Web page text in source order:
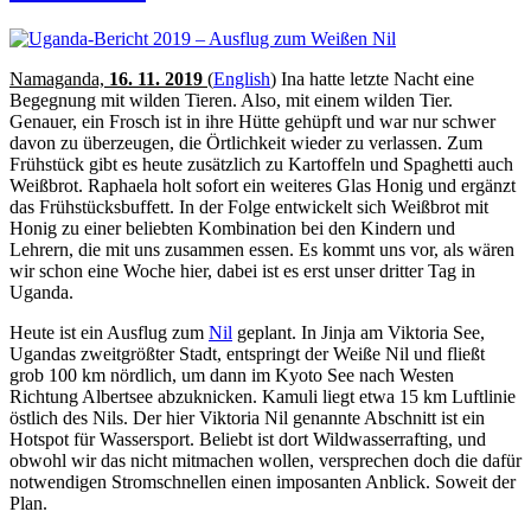
Namaganda, 16. 11. 2019 (English) Ina hatte letzte Nacht eine
Begegnung mit wilden Tieren. Also, mit einem wilden Tier.
Genauer, ein Frosch ist in ihre Hütte gehüpft und war nur schwer
davon zu überzeugen, die Örtlichkeit wieder zu verlassen. Zum
Frühstück gibt es heute zusätzlich zu Kartoffeln und Spaghetti auch
Weißbrot. Raphaela holt sofort ein weiteres Glas Honig und ergänzt
das Frühstücksbuffett. In der Folge entwickelt sich Weißbrot mit
Honig zu einer beliebten Kombination bei den Kindern und
Lehrern, die mit uns zusammen essen. Es kommt uns vor, als wären
wir schon eine Woche hier, dabei ist es erst unser dritter Tag in
Uganda.
Heute ist ein Ausflug zum Nil geplant. In Jinja am Viktoria See,
Ugandas zweitgrößter Stadt, entspringt der Weiße Nil und fließt
grob 100 km nördlich, um dann im Kyoto See nach Westen
Richtung Albertsee abzuknicken. Kamuli liegt etwa 15 km Luftlinie
östlich des Nils. Der hier Viktoria Nil genannte Abschnitt ist ein
Hotspot für Wassersport. Beliebt ist dort Wildwasserrafting, und
obwohl wir das nicht mitmachen wollen, versprechen doch die dafür
notwendigen Stromschnellen einen imposanten Anblick. Soweit der
Plan.